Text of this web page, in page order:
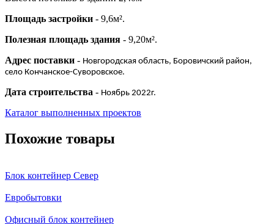
Площадь застройки - 9,6м².
Полезная площадь здания - 9,20м².
Адрес поставки - Новгородская область, Боровичский район,
село Кончанское-Суворовское.
Дата строительства - Ноябрь 2022г.
Каталог выполненных проектов
Похожие товары
Блок контейнер Север
Евробытовки
Офисный блок контейнер